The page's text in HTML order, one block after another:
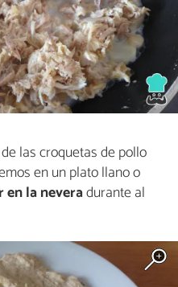
las croquetas de pollo
en un plato llano o
la neveradurante al